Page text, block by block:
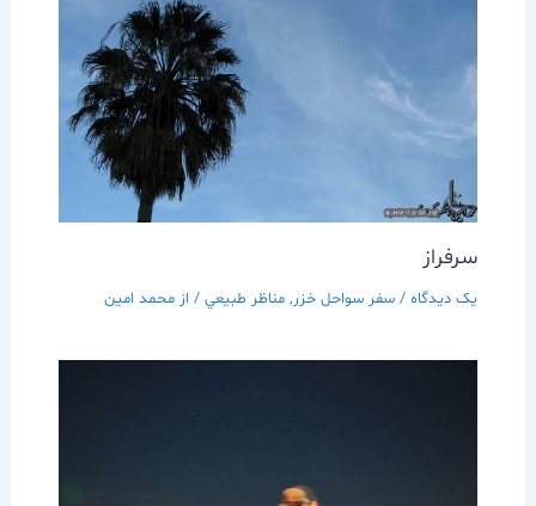
سرفراز
یک دیدگاه / سفر سواحل خزر, مناظر طبيعي/ از محمد امین